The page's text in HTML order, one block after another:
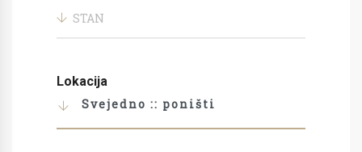
STAN
Lokacija
Svejedno :: poništi